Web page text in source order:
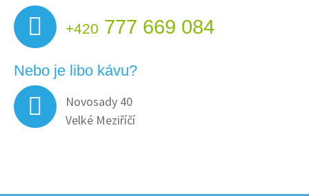
+420 777 669 084
Nebo je libo kávu?
Novosady 40
Velké Meziříčí